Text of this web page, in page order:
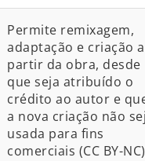
Permite remixagem,
adaptação e criação a
partir da obra, desde
que seja atribuído o
crédito ao autor e
a nova criação não
usada para fins
comerciais (CC BY-NC)